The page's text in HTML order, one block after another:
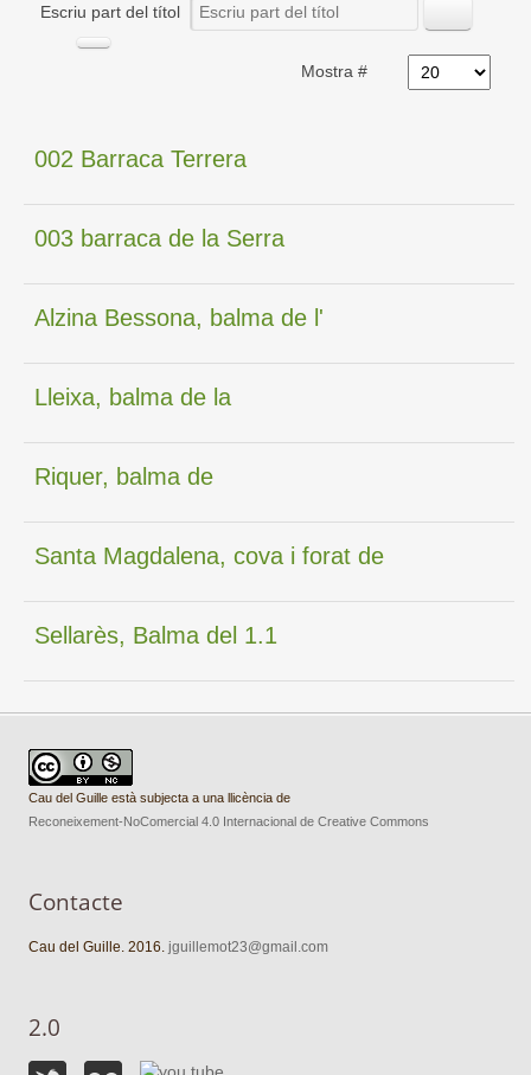
Escriu part del títol
Mostra #
002 Barraca Terrera
003 barraca de la Serra
Alzina Bessona, balma de l'
Lleixa, balma de la
Riquer, balma de
Santa Magdalena, cova i forat de
Sellarès, Balma del 1.1
Cau del Guille està subjecta a una llicència de
Reconeixement-NoComercial 4.0 Internacional de Creative Commons
Contacte
Cau del Guille. 2016.jguillemot23@gmail.com
2.0